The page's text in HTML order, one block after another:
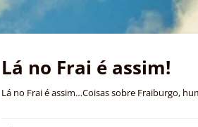
Pular
conteúdo
Lá no Frai é assim!
Lá no Frai é assim…Coisas sobre Fraiburgo,